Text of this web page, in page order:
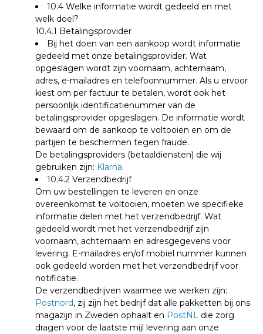
10.4 Welke informatie wordt gedeeld en met
welk doel?
10.4.1 Betalingsprovider
Bij het doen van een aankoop wordt informatie
gedeeld met onze betalingsprovider. Wat
opgeslagen wordt zijn voornaam, achternaam,
adres, e-mailadres en telefoonnummer. Als u ervoor
kiest om per factuur te betalen, wordt ook het
persoonlijk identificatienummer van de
betalingsprovider opgeslagen. De informatie wordt
bewaard om de aankoop te voltooien en om de
partijen te beschermen tegen fraude.
De betalingsproviders (betaaldiensten) die wij
gebruiken zijn: Klarna.
10.4.2 Verzendbedrijf
Om uw bestellingen te leveren en onze
overeenkomst te voltooien, moeten we specifieke
informatie delen met het verzendbedrijf. Wat
gedeeld wordt met het verzendbedrijf zijn
voornaam, achternaam en adresgegevens voor
levering. E-mailadres en/of mobiel nummer kunnen
ook gedeeld worden met het verzendbedrijf voor
notificatie.
De verzendbedrijven waarmee we werken zijn:
Postnord, zij zijn het bedrijf dat alle pakketten bij ons
magazijn in Zweden ophaalt en PostNL die zorg
dragen voor de laatste mijl levering aan onze